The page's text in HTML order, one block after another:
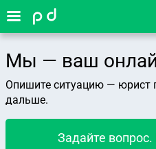
Мы — ваш
Опишите ситуацию — юрист
дальше.
Задайте